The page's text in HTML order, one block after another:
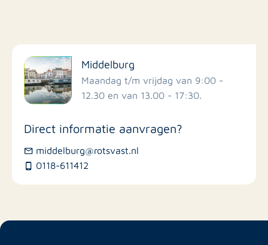
Filter op faciliteiten
Scholen
Busstations
Middelburg
Maandag t/m vrijdag van 9:00 -
12.30 en van 13.00 - 17:30.
Direct informatie aanvragen?
middelburg@rotsvast.nl
0118-611412